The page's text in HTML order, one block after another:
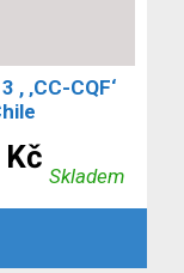
‚CC-CQF‘
Kč
cena
Skladem